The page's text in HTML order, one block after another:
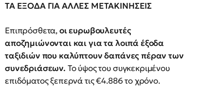
ΤΑ ΕΞΟΔΑ ΓΙΑ ΑΛΛΕΣ ΜΕΤΑΚΙΝΗΣΕΙΣ
Επιπρόσθετα,οι ευρωβουλευτές
αποζημιώνονται και για τα λοιπά έξοδα
ταξιδιών που καλύπτουν δαπάνες πέραν των
συνεδριάσεων. Το ύψος του συγκεκριμένου
επιδόματος ξεπερνά τις €4.886 το χρόνο.